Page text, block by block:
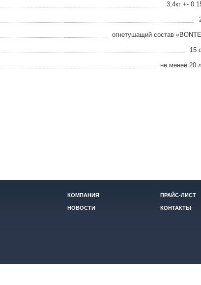
3,4кг +-
огнетушащий состав
15
не менее 20
КОМПАНИЯ ПРАЙС-ЛИСТ
НОВОСТИ КОНТАКТЫ